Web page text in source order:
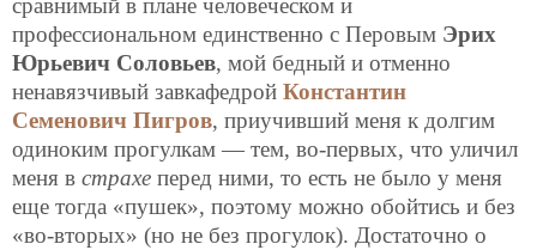
сравнимый в плане человеческом и
профессиональном единственно с Перовым Эрих
Юрьевич Соловьев, мой бедный и отменно
ненавязчивый завкафедрой Константин
Семенович Пигров, приучивший меня к долгим
одиноким прогулкам — тем, во-первых, что уличил
меня в страхе перед ними, то есть не было у меня
еще тогда «пушек», поэтому можно обойтись и без
«во-вторых» (но не без прогулок). Достаточно о